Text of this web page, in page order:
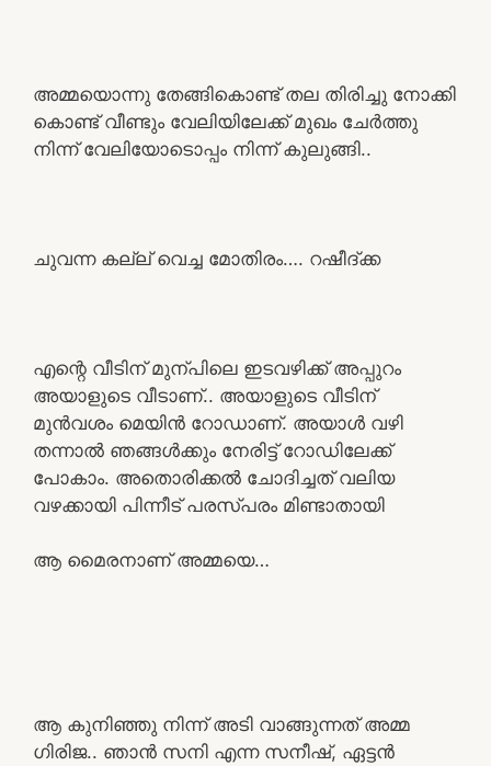
അമ്മയൊന്നു തേങ്ങികൊണ്ട് തല തിരിച്ചു നോക്കി
കൊണ്ട് വീണ്ടും വേലിയിലേക്ക് മുഖം ചേർത്തു
നിന്ന് വേലിയോടൊപ്പം നിന്ന് കുലുങ്ങി..
ചുവന്ന കല്ല് വെച്ച മോതിരം…. റഷീദ്ക്ക
എന്റെ വീടിന് മുന്പിലെ ഇടവഴിക്ക് അപ്പുറം
അയാളുടെ വീടാണ്.. അയാളുടെ വീടിന്
മുൻവശം മെയിൻ റോഡാണ്. അയാൾ വഴി
തന്നാൽ ഞങ്ങൾക്കും നേരിട്ട് റോഡിലേക്ക്
പോകാം. അതൊരിക്കൽ ചോദിച്ചത് വലിയ
വഴക്കായി പിന്നീട് പരസ്പരം മിണ്ടാതായി
ആ മൈരനാണ് അമ്മയെ…
ആ കുനിഞ്ഞു നിന്ന് അടി വാങ്ങുന്നത് അമ്മ
ഗിരിജ.. ഞാൻ സനി എന്ന സനീഷ്, ഏട്ടൻ